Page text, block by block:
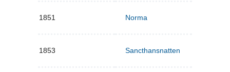
1851 Norma
1853 Sancthansnatten